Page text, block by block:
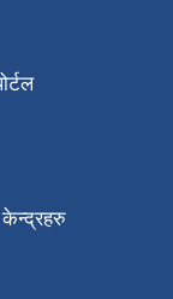
केन्द्रहरु